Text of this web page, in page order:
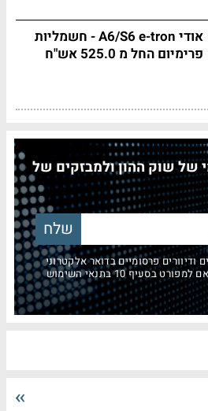
אודי A6/S6 e-tron - חשמליות
פרימיום החל מ 525.0 אש"ח
של שוק ההון ולמבזקים של
ודיוורים פרסומיים בדואר אלקטרוני
10 בתנאי השימוש